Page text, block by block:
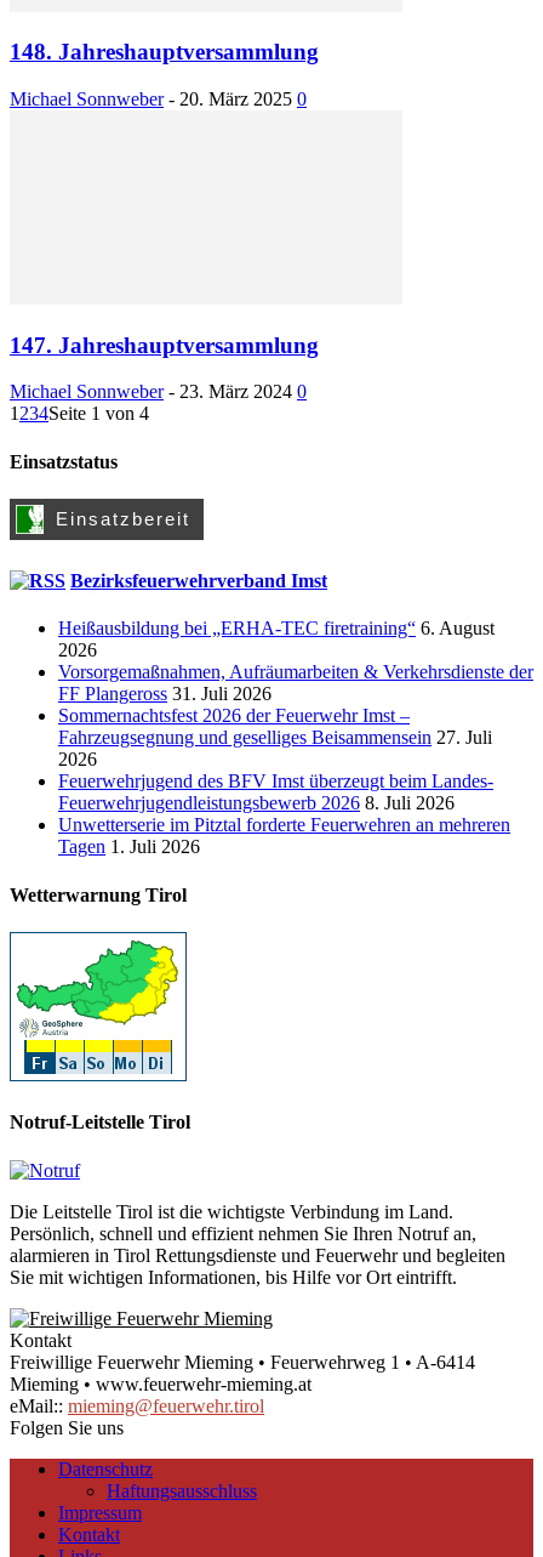
148. Jahreshauptversammlung
Michael Sonnweber - 20. März 2025 0
147. Jahreshauptversammlung
Michael Sonnweber - 23. März 2024 0
1 234Seite 1 von 4
Einsatzstatus
Bezirksfeuerwehrverband Imst
Heißausbildung bei „ERHA-TEC firetraining“ 6. August
2026
Vorsorgemaßnahmen, Aufräumarbeiten & Verkehrsdienste der
FF Plangeross 31. Juli 2026
Sommernachtsfest 2026 der Feuerwehr Imst –
Fahrzeugsegnung und geselliges Beisammensein 27. Juli
2026
Feuerwehrjugend des BFV Imst überzeugt beim Landes-
Feuerwehrjugendleistungsbewerb 2026 8. Juli 2026
Unwetterserie im Pitztal forderte Feuerwehren an mehreren
Tagen 1. Juli 2026
Wetterwarnung Tirol
Notruf-Leitstelle Tirol
Die Leitstelle Tirol ist die wichtigste Verbindung im Land.
Persönlich, schnell und effizient nehmen Sie Ihren Notruf an,
alarmieren in Tirol Rettungsdienste und Feuerwehr und begleiten
Sie mit wichtigen Informationen, bis Hilfe vor Ort eintrifft.
Kontakt
Freiwillige Feuerwehr Mieming • Feuerwehrweg 1 • A-6414
Mieming • www.feuerwehr-mieming.at
eMail:: mieming@feuerwehr.tirol
Folgen Sie uns
Datenschutz
Haftungsausschluss
Impressum
Kontakt